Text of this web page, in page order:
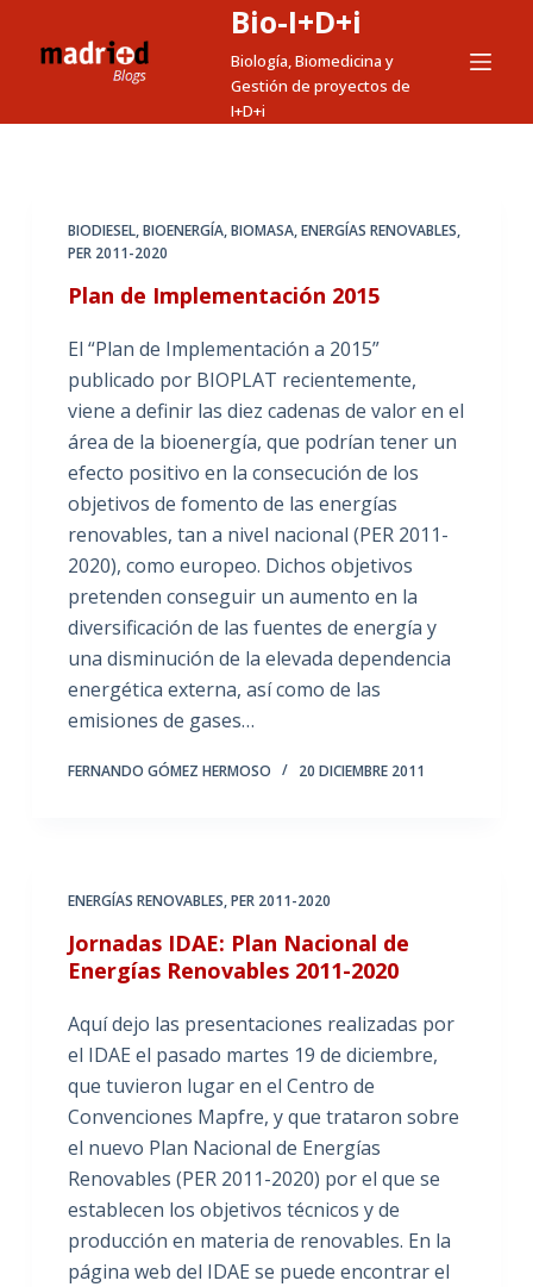
t
Bio-I+D+i
Biología, Biomedicina y
Gestión de proyectos de
I+D+i
BIODIESEL,BIOENERGÍA,BIOMASA,ENERGÍAS RENOVABLES,
PER 2011-2020
Plan de Implementación 2015
El “Plan de Implementación a 2015”
publicado por BIOPLAT recientemente,
viene a definir las diez cadenas de valor en el
área de la bioenergía, que podrían tener un
efecto positivo en la consecución de los
objetivos de fomento de las energías
renovables, tan a nivel nacional (PER 2011-
2020), como europeo. Dichos objetivos
pretenden conseguir un aumento en la
diversificación de las fuentes de energía y
una disminución de la elevada dependencia
energética externa, así como de las
emisiones de gases…
FERNANDO GÓMEZ HERMOSO 20 DICIEMBRE 2011
ENERGÍAS RENOVABLES,PER 2011-2020
Jornadas IDAE: Plan Nacional de
Energías Renovables 2011-2020
Aquí dejo las presentaciones realizadas por
el IDAE el pasado martes 19 de diciembre,
que tuvieron lugar en el Centro de
Convenciones Mapfre, y que trataron sobre
el nuevo Plan Nacional de Energías
Renovables (PER 2011-2020) por el que se
establecen los objetivos técnicos y de
producción en materia de renovables. En la
página web del IDAE se puede encontrar el